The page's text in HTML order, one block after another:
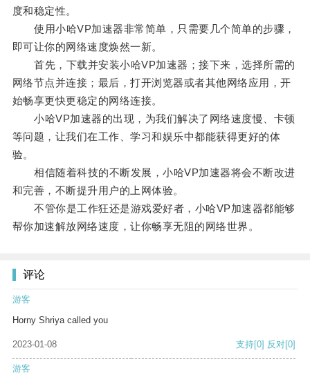
度和稳定性。
使用小哈VP加速器非常简单，只需要几个简单的步骤，
即可让你的网络速度焕然一新。
首先，下载并安装小哈VP加速器；接下来，选择所需的
网络节点并连接；最后，打开浏览器或者其他网络应用，开
始畅享更快更稳定的网络连接。
小哈VP加速器的出现，为我们解决了网络速度慢、卡顿
等问题，让我们在工作、学习和娱乐中都能获得更好的体
验。
相信随着科技的不断发展，小哈VP加速器将会不断改进
和完善，不断提升用户的上网体验。
不管你是工作狂还是游戏爱好者，小哈VP加速器都能够
帮你加速解放网络速度，让你畅享无阻的网络世界。
评论
游客
Horny Shriya called you
2023-01-08 支持[0] 反对[0]
游客